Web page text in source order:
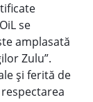
se
amplasată
Zulu”.
și ferită de